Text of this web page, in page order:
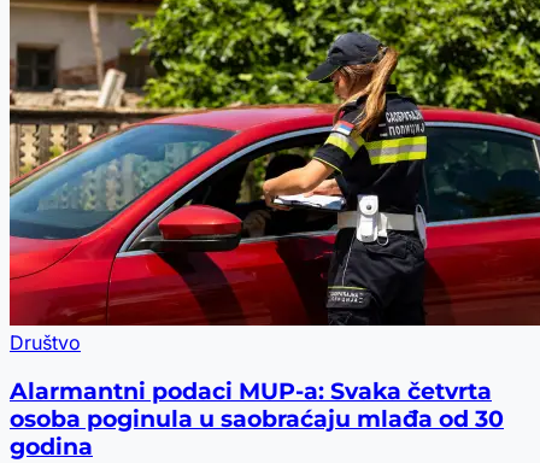
Društvo
Alarmantni podaci MUP-a: Svaka četvrta
osoba poginula u saobraćaju mlađa od 30
godina